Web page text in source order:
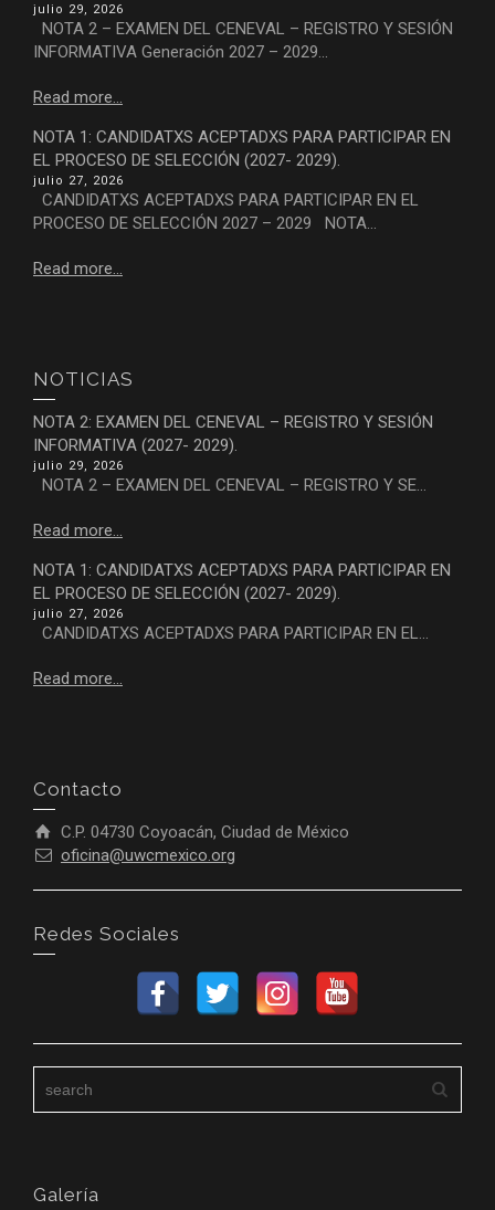
julio 29, 2026
NOTA 2 – EXAMEN DEL CENEVAL – REGISTRO Y SESIÓN
INFORMATIVA Generación 2027 – 2029...
Read more...
NOTA 1: CANDIDATXS ACEPTADXS PARA PARTICIPAR EN
EL PROCESO DE SELECCIÓN (2027- 2029).
julio 27, 2026
CANDIDATXS ACEPTADXS PARA PARTICIPAR EN EL
PROCESO DE SELECCIÓN 2027 – 2029 NOTA...
Read more...
NOTICIAS
NOTA 2: EXAMEN DEL CENEVAL – REGISTRO Y SESIÓN
INFORMATIVA (2027- 2029).
julio 29, 2026
NOTA 2 – EXAMEN DEL CENEVAL – REGISTRO Y SE...
Read more...
NOTA 1: CANDIDATXS ACEPTADXS PARA PARTICIPAR EN
EL PROCESO DE SELECCIÓN (2027- 2029).
julio 27, 2026
CANDIDATXS ACEPTADXS PARA PARTICIPAR EN EL...
Read more...
Contacto
C.P. 04730 Coyoacán, Ciudad de México
oficina@uwcmexico.org
Redes Sociales
Galería